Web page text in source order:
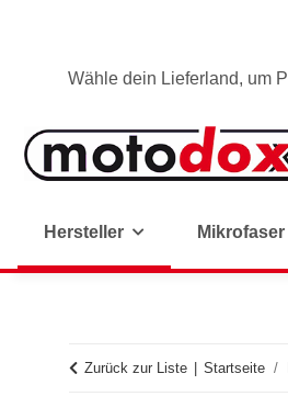
Wähle dein Lieferland, um
Hersteller Mikrofaser
Zurück zur Liste Startseite